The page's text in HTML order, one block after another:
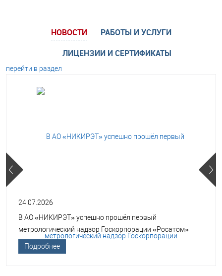
НОВОСТИ
РАБОТЫ И УСЛУГИ
ЛИЦЕНЗИИ И СЕРТИФИКАТЫ
перейти в раздел
24.07.2026
В АО «НИКИРЭТ» успешно прошёл первый
метрологический надзор Госкорпорации «Росатом»
Подробнее